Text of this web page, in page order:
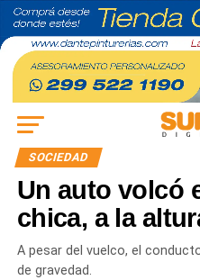
SOCIEDAD
Un auto volcó
chica, a la
A pesar del vuelco, el
de gravedad.